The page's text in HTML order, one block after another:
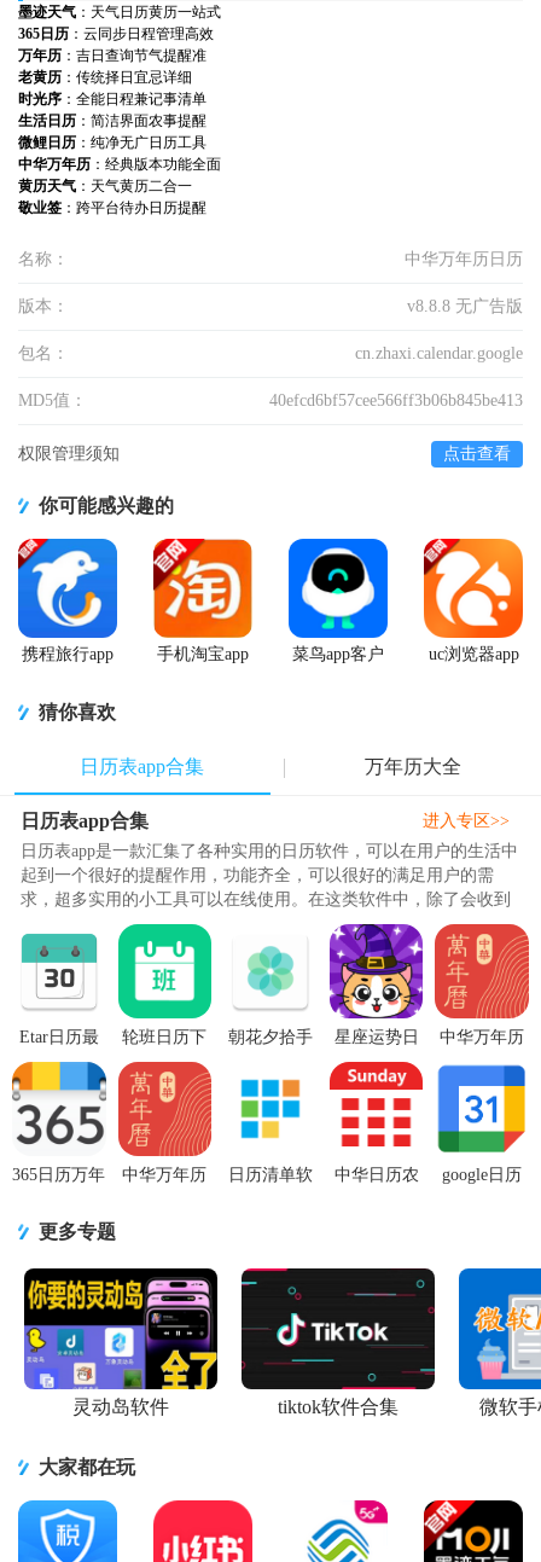
墨迹天气 ：天气日历黄历一站式
365日历 ：云同步日程管理高效
万年历 ：吉日查询节气提醒准
老黄历 ：传统择日宜忌详细
时光序 ：全能日程兼记事清单
生活日历 ：简洁界面农事提醒
微鲤日历 ：纯净无广日历工具
中华万年历 ：经典版本功能全面
黄历天气 ：天气黄历二合一
敬业签 ：跨平台待办日历提醒
名称： 中华万年历日历
版本： v8.8.8 无广告版
包名： cn.zhaxi.calendar.google
MD5值： 40efcd6bf57cee566ff3b06b845be413
权限管理须知 点击查看
你可能感兴趣的
携程旅行app
手机淘宝app
菜鸟app客户
uc浏览器app
猜你喜欢
日历表app合集 万年历大全
日历表app合集
日历表app是一款汇集了各种实用的日历软件，可以在用户的生活中
起到一个很好的提醒作用，功能齐全，可以很好的满足用户的需
求，超多实用的小工具可以在线使用。在这类软件中，除了会收到
贴心的日历提醒之外，还可以在..
进入专区>>
Etar日历最
新开源版
轮班日历下
载v3.4.2 安
卓最新版
朝花夕拾手
V1.3.4最新
星座运势日
历2026最新
版2.0.10 安
卓版
中华万年历
日历纯净版
v9.6.5 手机
去广告版
365日历万年
v7.8.8 安卓
中华万年历
日历清单软
中华日历农
无广
google日历
73742
更多专题
灵动岛软件 tiktok软件合集 微软手
大家都在玩